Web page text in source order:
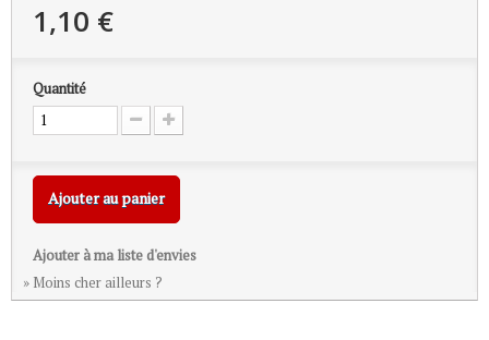
1,10 €
Quantité
Ajouter au panier
Ajouter à ma liste d'envies
» Moins cher ailleurs ?